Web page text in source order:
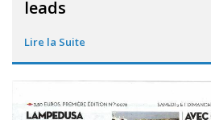
leads
Lire la Suite